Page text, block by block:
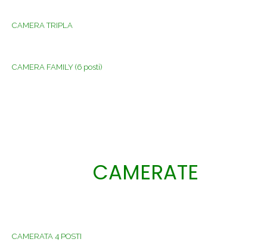
CAMERA TRIPLA
CAMERA FAMILY (6 posti)
CAMERATE
CAMERATA 4 POSTI